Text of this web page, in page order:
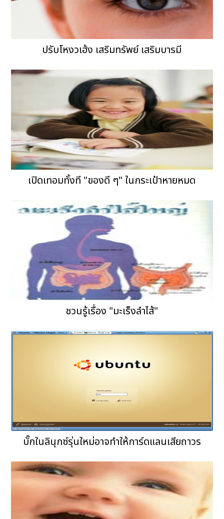
ปรับโหงวเฮ้ง เสริมทรัพย์ เสริมบารมี
เปิดเทอมทั้งที "ของดี ๆ" ในกระเป๋าหายหมด
ชวนรู้เรื่อง "มะเร็งลำไส้"
บั๊กในลินุกซ์รุ่นใหม่อาจทำให้การ์ดแลนเสียถาวร